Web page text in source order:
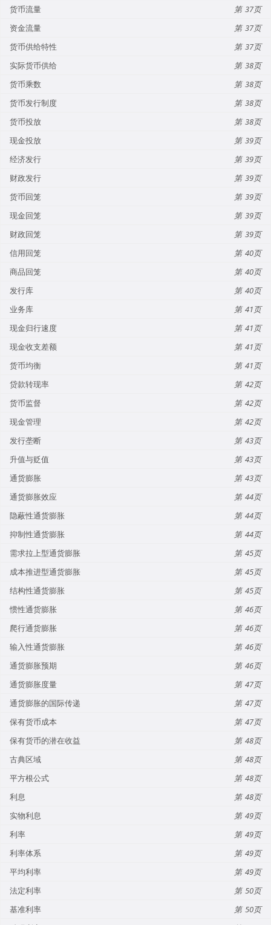
货币流量
37
资金流量
37
货币供给特性
37
实际货币供给
38
货币乘数
38
货币发行制度
38
货币投放
38
现金投放
39
经济发行
39
财政发行
39
货币回笼
39
现金回笼
39
财政回笼
39
信用回笼
40
商品回笼
40
发行库
40
业务库
41
现金归行速度
41
现金收支差额
41
货币均衡
41
贷款转现率
42
货币监督
42
现金管理
42
发行垄断
43
升值与贬值
43
通货膨胀
43
通货膨胀效应
44
隐蔽性通货膨胀
44
抑制性通货膨胀
44
需求拉上型通货膨胀
45
成本推进型通货膨胀
45
结构性通货膨胀
45
惯性通货膨胀
46
爬行通货膨胀
46
输入性通货膨胀
46
通货膨胀预期
46
通货膨胀度量
47
通货膨胀的国际传递
47
保有货币成本
47
保有货币的潜在收益
48
古典区域
48
平方根公式
48
利息
48
实物利息
49
利率
49
利率体系
49
平均利率
49
法定利率
50
基准利率
50